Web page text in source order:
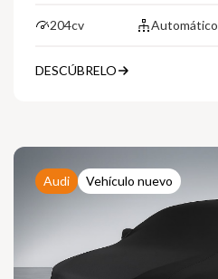
204cv Automático
DESCÚBRELO
Audi Vehículo nuevo